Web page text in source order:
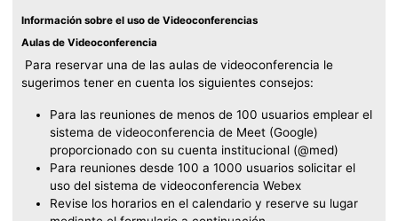
Información sobre el uso de Videoconferencias
Aulas de Videoconferencia
Para reservar una de las aulas de videoconferencia le
sugerimos tener en cuenta los siguientes consejos:
Para las reuniones de menos de 100 usuarios emplear el
sistema de videoconferencia de Meet (Google)
proporcionado con su cuenta institucional (@med)
Para reuniones desde 100 a 1000 usuarios solicitar el
uso del sistema de videoconferencia Webex
Revise los horarios en el calendario y reserve su lugar